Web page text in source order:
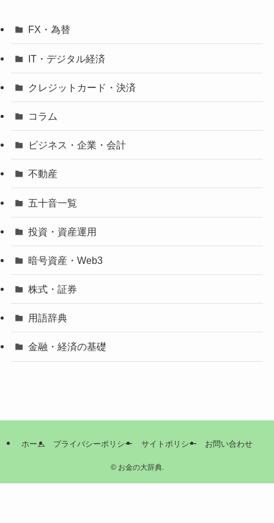
FX・為替
IT・デジタル経済
クレジットカード・決済
コラム
ビジネス・企業・会計
不動産
五十音一覧
投資・資産運用
暗号資産・Web3
株式・証券
用語辞典
金融・経済の基礎
ホーム プライバシーポリシー サイトポリシー お問い合わせ
©お金の大辞典.